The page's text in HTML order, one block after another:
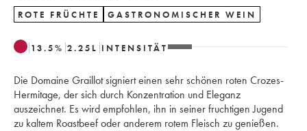
ROTE FRÜCHTE GASTRONOMISCHER WEIN
13.5% 2.25 L INTENSITÄT
Die Domaine Graillot signiert einen sehr schönen roten Crozes-
Hermitage, der sich durch Konzentration und Eleganz
auszeichnet. Es wird empfohlen, ihn in seiner fruchtigen Jugend
zu kaltem Roastbeef oder anderem rotem Fleisch zu genießen.